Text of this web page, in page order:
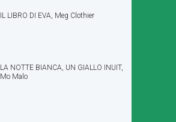
IL LIBRO DI EVA, Meg Clothier
LA NOTTE BIANCA, UN GIALLO INUIT,
Mo Malo